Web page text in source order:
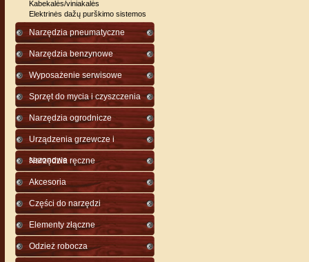
Kabekalės/viniakalės
Elektrinės dažų purškimo sistemos
Narzędzia pneumatyczne
Narzędzia benzynowe
Wyposażenie serwisowe
Sprzęt do mycia i czyszczenia
Narzędzia ogrodnicze
Urządzenia grzewcze i
sezonowe
Narzędzia ręczne
Akcesoria
Części do narzędzi
Elementy złączne
Odzież robocza